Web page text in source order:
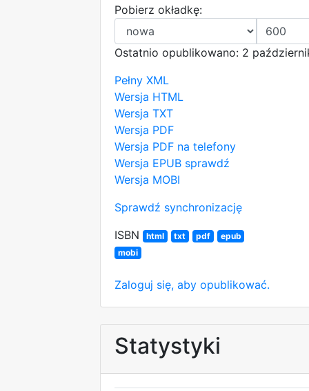
Pobierz okładkę:
Ostatnio opublikowano: 2
Pełny XML
Wersja HTML
Wersja TXT
Wersja PDF
Wersja PDF na telefony
Wersja EPUB sprawdź
Wersja MOBI
Sprawdź synchronizację
ISBN
html txt pdf
epub
mobi
Zaloguj się, aby opublikować.
Statystyki